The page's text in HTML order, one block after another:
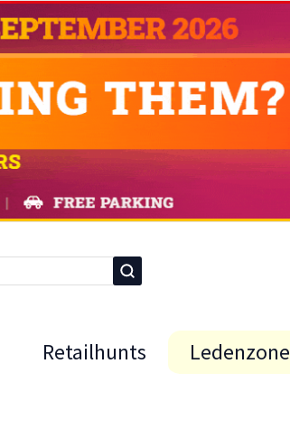
Retailhunts Ledenzone